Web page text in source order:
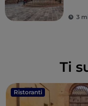
3
Ti
Ristoranti